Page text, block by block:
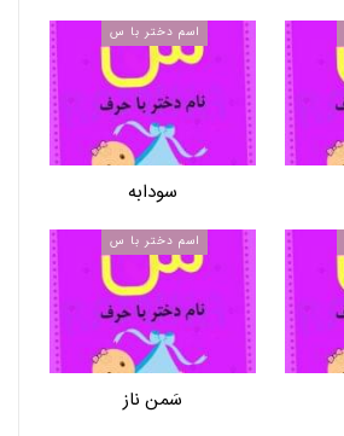
اسم دختر با س
سودابه
اسم دختر با س
سَمن ناز